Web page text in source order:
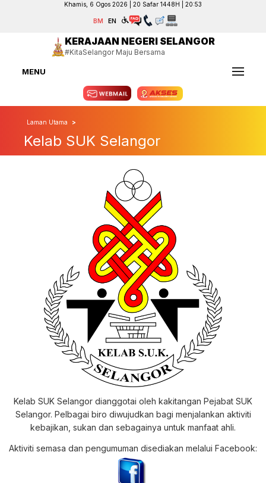
Khamis, 6 Ogos 2026 | 20 Safar 1448H | 20:53
BM EN
KERAJAAN NEGERI SELANGOR
#KitaSelangor Maju Bersama
MENU
Laman Utama
Kelab SUK Selangor
Kelab SUK Selangor dianggotai oleh kakitangan Pejabat SUK
Selangor. Pelbagai biro diwujudkan bagi menjalankan aktiviti
kebajikan, sukan dan sebagainya untuk manfaat ahli.
Aktiviti semasa dan pengumuman disediakan melalui Facebook: